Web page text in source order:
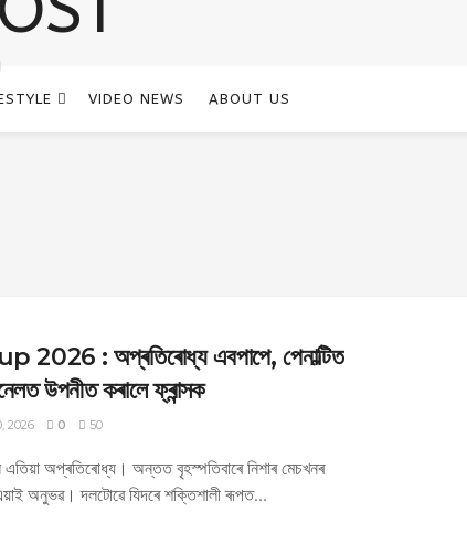
VIDEO NEWS ABOUT US
: অপ্ৰতিৰোধ্য এবপাপে, পেনাল্টিত
উপনীত কৰালে ফ্ৰান্সক
2026 0 50
অপ্ৰতিৰোধ্য। অন্তত বৃহস্পতিবাৰে নিশাৰ মেচখনৰ
অনুভৱ। দলটোৱে যিদৰে শক্তিশালী ৰূপত...